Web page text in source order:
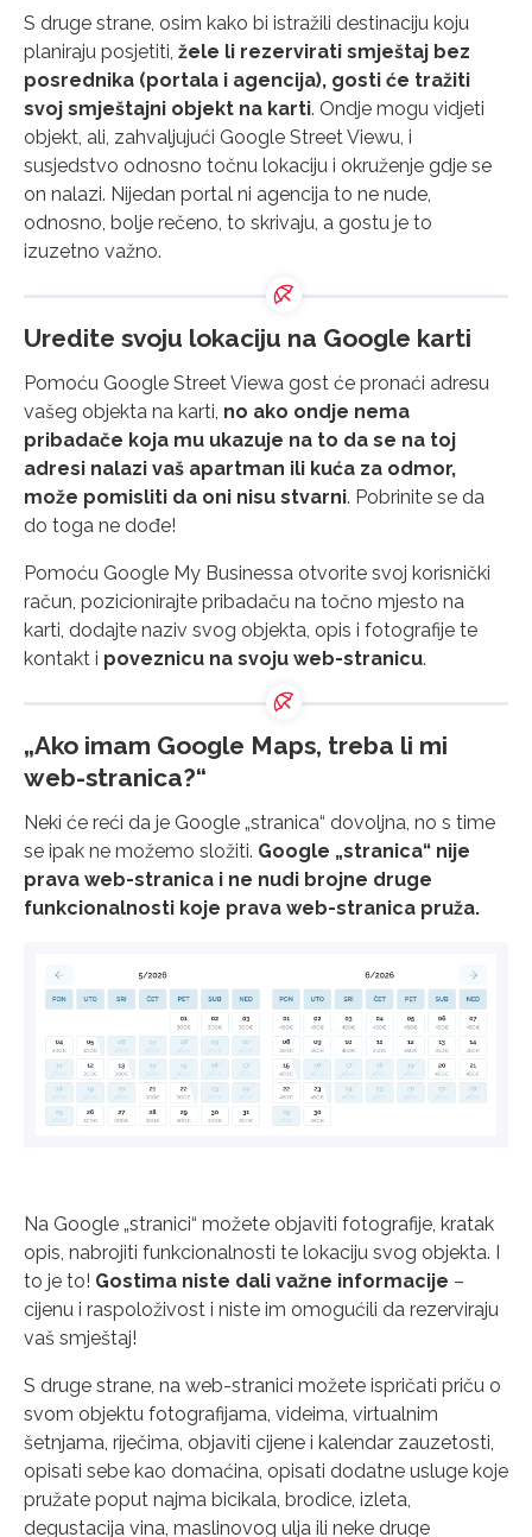
S druge strane, osim kako bi istražili destinaciju koju
planiraju posjetiti, žele li rezervirati smještaj bez
posrednika (portala i agencija), gosti će tražiti
svoj smještajni objekt na karti. Ondje mogu vidjeti
objekt, ali, zahvaljujući Google Street Viewu, i
susjedstvo odnosno točnu lokaciju i okruženje gdje se
on nalazi. Nijedan portal ni agencija to ne nude,
odnosno, bolje rečeno, to skrivaju, a gostu je to
izuzetno važno.
Uredite svoju lokaciju na Google karti
Pomoću Google Street Viewa gost će pronaći adresu
vašeg objekta na karti, no ako ondje nema
pribadače koja mu ukazuje na to da se na toj
adresi nalazi vaš apartman ili kuća za odmor,
može pomisliti da oni nisu stvarni. Pobrinite se da
do toga ne dođe!
Pomoću Google My Businessa otvorite svoj korisnički
račun, pozicionirajte pribadaču na točno mjesto na
karti, dodajte naziv svog objekta, opis i fotografije te
kontakt i poveznicu na svoju web-stranicu.
„Ako imam Google Maps, treba li mi
web-stranica?“
Neki će reći da je Google „stranica“ dovoljna, no s time
se ipak ne možemo složiti. Google „stranica“ nije
prava web-stranica i ne nudi brojne druge
funkcionalnosti koje prava web-stranica pruža.
Na Google „stranici“ možete objaviti fotografije, kratak
opis, nabrojiti funkcionalnosti te lokaciju svog objekta. I
to je to! Gostima niste dali važne informacije –
cijenu i raspoloživost i niste im omogućili da rezerviraju
vaš smještaj!
S druge strane, na web-stranici možete ispričati priču o
svom objektu fotografijama, videima, virtualnim
šetnjama, riječima, objaviti cijene i kalendar zauzetosti,
opisati sebe kao domaćina, opisati dodatne usluge koje
pružate poput najma bicikala, brodice, izleta,
degustacija vina, maslinovog ulja ili neke druge